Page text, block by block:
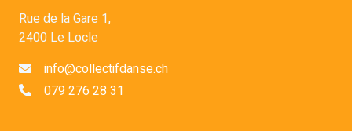
Rue de la Gare 1,
2400 Le Locle
info@collectifdanse.ch
079 276 28 31